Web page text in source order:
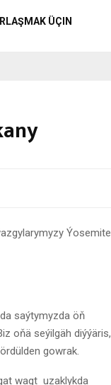
ÜÇIN
Ýosemite
saýtymyzda öň
oňä seýilgäh diýýäris,
gowrak.
wagt uzaklykda